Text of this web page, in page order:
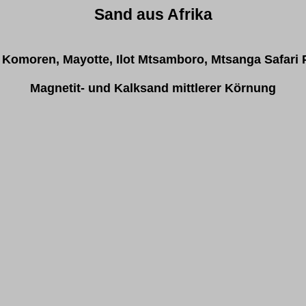
Sand aus Afrika
Komoren, Mayotte, Ilot Mtsamboro, Mtsanga Safari
Magnetit- und Kalksand mittlerer Körnung